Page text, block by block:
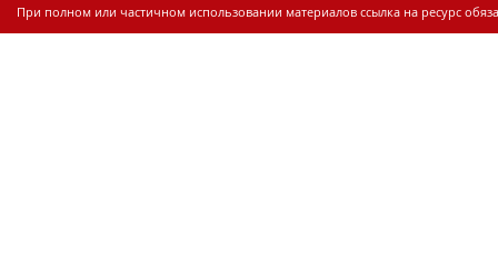
При полном или частичном использовании материалов ссылка на ресурс